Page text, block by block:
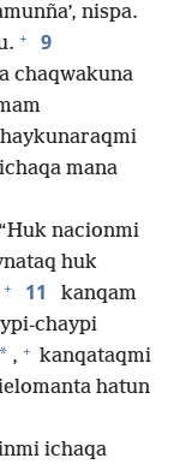
nispa.
+ 9
chaqwakuna
mana
nacionmi
huk
+ 11
kanqam
chaypi
* , + kanqataqmi
hatun
ichaqa